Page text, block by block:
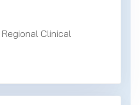
Regional Clinical